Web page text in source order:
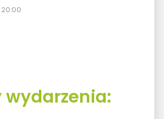
20:00
wydarzenia: